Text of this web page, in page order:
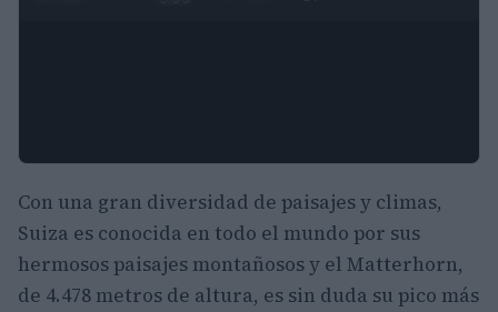
Con una gran diversidad de paisajes y climas,
Suiza es conocida en todo el mundo por sus
hermosos paisajes montañosos y el Matterhorn,
de 4.478 metros de altura, es sin duda su pico más